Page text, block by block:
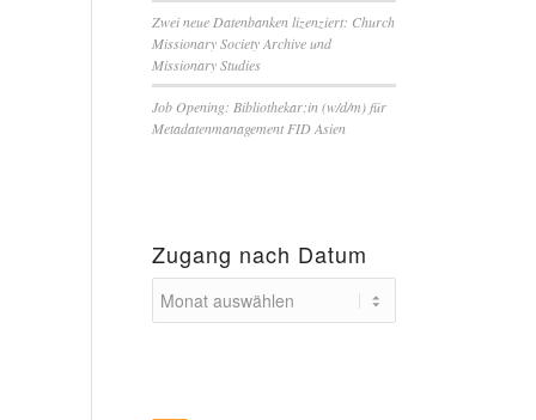
Zwei neue Datenbanken lizenziert: Church
Missionary Society Archive und
Missionary Studies
Job Opening: Bibliothekar:in (w/d/m) für
Metadatenmanagement FID Asien
Zugang nach Datum